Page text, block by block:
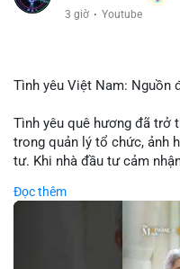
3 giờ · Youtube
Tình yêu Việt Nam: Nguồn
Tình yêu quê hương đã trở
trong quản lý tổ chức, ảnh
tư. Khi nhà đầu tư cảm
các công ty blockchain và
tin này giúp giảm rủi ro thị
đẩy sự phát triển bền vững
nhà quản lý cần khai thác
Đọc thêm